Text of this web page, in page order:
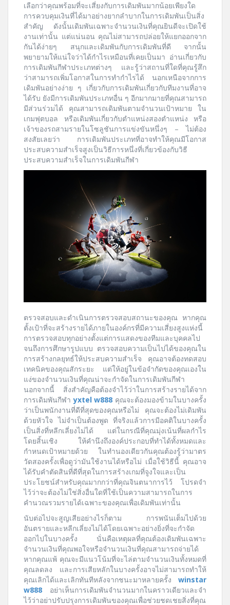
เลือกว่าคุณพร้อมที่จะเสี่ยงกับการเดิมพันมากน้อยเพียงใด
การควบคุมเงินที่ได้มาอย่างยากลำบากในการเดิมพันเป็นสิ่ง
สำคัญ ดังนั้นเดิมพันเฉพาะจำนวนเงินที่คุณยินดีจะเปิดใช้
งานเท่านั้น แต่แน่นอน คุณไม่สามารถปล่อยให้แยกออกจาก
กันได้ง่ายๆ สนุกและเดิมพันกับการเดิมพันที่ดี จากนั้น
พยายามให้แน่ใจว่าได้กำไรเหมือนที่เคยเป็นมา อ่านเกี่ยวกับ
การเดิมพันกีฬาประเภทต่างๆ และรู้ว่าสถานที่ใดที่คุณรู้สึก
ว่าสามารถเพิ่มโอกาสในการทำกำไรได้ นอกเหนือจากการ
เดิมพันอย่างง่าย ๆ เกี่ยวกับการเดิมพันเกี่ยวกับทีมงานที่อาจ
ได้รับ ยังมีการเดิมพันประเภทอื่น ๆ อีกมากมายที่คุณสามารถ
มีส่วนร่วมได้ คุณสามารถเดิมพันตามจำนวนเป้าหมาย ใน
เกมฟุตบอล หรือเดิมพันเกี่ยวกับตำแหน่งสองตำแหน่ง หรือ
เจ้าของรถสามรายในโซลูชันการแข่งขันหนึ่งๆ – ไม่ต้อง
สงสัยเลยว่า การเดิมพันประเภทที่อาจทำให้คุณมีโอกาส
ประสบความสำเร็จสูงเป็นวิธีการหนึ่งที่เกี่ยวข้องกับวิธี
ประสบความสำเร็จในการเดิมพันกีฬา
ตรวจสอบและดำเนินการตรวจสอบสถานะของคุณ หากคุณ
ตั้งเป้าที่จะสร้างรายได้ภายในองค์กรที่มีความเสี่ยงสูงแห่งนี้
การตรวจสอบทุกอย่างตั้งแต่การแสดงของทีมและบุคคลไป
จนถึงการศึกษารูปแบบ ตรวจสอบความเป็นไปได้ของคุณใน
การสร้างกลยุทธ์ให้ประสบความสำเร็จ คุณอาจต้องทดสอบ
เทคนิคของคุณสักระยะ แต่ให้อยู่ในข้อจำกัดของคุณเองใน
แง่ของจำนวนเงินที่คุณน่าจะกำจัดในการเดิมพันกีฬา
นอกจากนี้ สิ่งสำคัญคือต้องจำไว้ว่าในการสร้างรายได้จาก
การเดิมพันกีฬาyxtel w888 คุณจะต้องมองข้ามในบางครั้ง
ว่าเป็นพนักงานที่ดีที่สุดของคุณหรือไม่ คุณจะต้องไม่เดิมพัน
ด้วยหัวใจ ไม่จำเป็นต้องพูด ที่จริงแล้วการมีอคติในบางครั้ง
เป็นสิ่งที่หลีกเลี่ยงไม่ได้ แต่ในกรณีที่คุณมุ่งเน้นที่ผลกำไร
โดยสิ้นเชิง ให้คำนึงถึงองค์ประกอบที่ทำได้ทั้งหมดและ
กำหนดเป้าหมายด้วย ในทำนองเดียวกันคุณต้องรู้ว่ามาตร
วัดสองครั้งเพื่อดูว่ามันใช้งานได้หรือไม่ เมื่อใช้วิธีนี้ คุณอาจ
ได้รับคำตัดสินที่ดีที่สุดในการสร้างเกมที่จูงใจและเป็น
ประโยชน์สำหรับคุณมากกว่าที่คุณจินตนาการไว้ โปรดจำ
ไว้ว่าจะต้องไม่ใช่สิ่งอื่นใดที่ใช้เป็นความสามารถในการ
คำนวณรวมรายได้เฉพาะของคุณเพื่อเดิมพันเท่านั้น
นับต่อไปจะสูญเสียอย่างไรก็ตาม การพนันเต็มไปด้วย
อันตรายและหลีกเลี่ยงไม่ได้โดยเฉพาะอย่างยิ่งที่จะกำจัด
ออกไปในบางครั้ง นั่นคือเหตุผลที่คุณต้องเดิมพันเฉพาะ
จำนวนเงินที่คุณพอใจหรือจำนวนเงินที่คุณสามารถจ่ายได้
หากคุณแพ้ คุณจะมีแนวโน้มที่จะไล่ตามจำนวนเงินทั้งหมดที่
คุณลดลง และการเสียหลักในบางครั้งอาจไม่สามารถทำให้
คุณเลิกได้และเลิกทันทีหลังจากชนะมาหลายครั้ง winstar
w888 อย่าเห็นการเดิมพันจำนวนมากในคราวเดียวและจำ
ไว้ว่าอย่าปรับปรุงการเดิมพันของคุณเพื่อช่วยชดเชยสิ่งที่คุณ